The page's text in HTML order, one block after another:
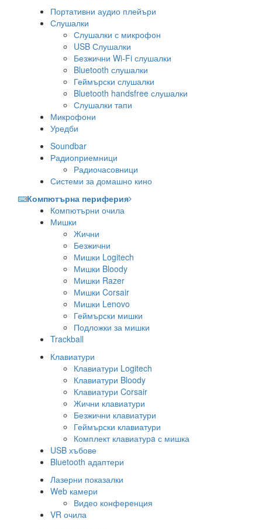
Портативни аудио плейъри
Слушалки
Слушалки с микрофон
USB Слушалки
Безжични Wi-Fi слушалки
Bluetooth слушалки
Геймърски слушалки
Bluetooth handsfree слушалки
Слушалки тапи
Микрофони
Уредби
Soundbar
Радиоприемници
Радиочасовници
Системи за домашно кино
Компютърна периферия
Компютърни очила
Мишки
Жични
Безжични
Мишки Logitech
Мишки Bloody
Мишки Razer
Мишки Corsair
Мишки Lenovo
Геймърски мишки
Подложки за мишки
Trackball
Клавиатури
Клавиатури Logitech
Клавиатури Bloody
Клавиатури Corsair
Жични клавиатури
Безжични клавиатури
Геймърски клавиатури
Комплект клавиатурa с мишка
USB хъбове
Bluetooth адаптери
Лазерни показалки
Web камери
Видео конференция
VR очила